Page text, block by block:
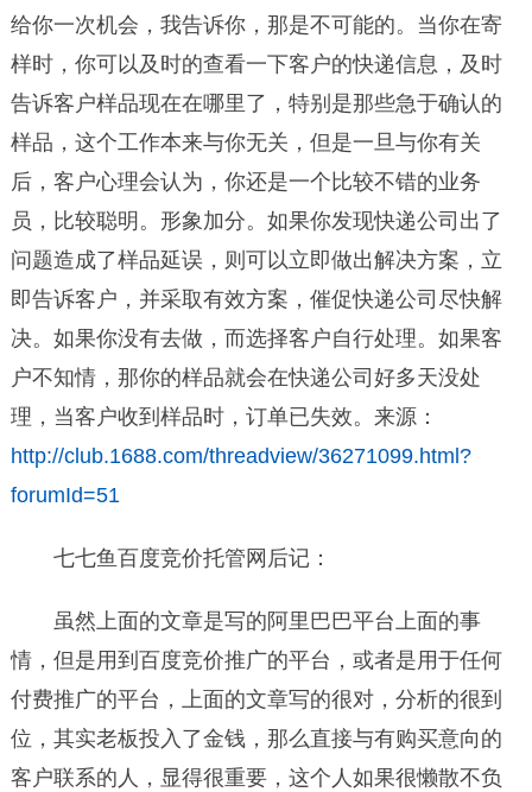
给你一次机会，我告诉你，那是不可能的。当你在寄
样时，你可以及时的查看一下客户的快递信息，及时
告诉客户样品现在在哪里了，特别是那些急于确认的
样品，这个工作本来与你无关，但是一旦与你有关
后，客户心理会认为，你还是一个比较不错的业务
员，比较聪明。形象加分。如果你发现快递公司出了
问题造成了样品延误，则可以立即做出解决方案，立
即告诉客户，并采取有效方案，催促快递公司尽快解
决。如果你没有去做，而选择客户自行处理。如果客
户不知情，那你的样品就会在快递公司好多天没处
理，当客户收到样品时，订单已失效。来源：
http://club.1688.com/threadview/36271099.html?
forumId=51
七七鱼百度竞价托管网后记：
虽然上面的文章是写的阿里巴巴平台上面的事
情，但是用到百度竞价推广的平台，或者是用于任何
付费推广的平台，上面的文章写的很对，分析的很到
位，其实老板投入了金钱，那么直接与有购买意向的
客户联系的人，显得很重要，这个人如果很懒散不负